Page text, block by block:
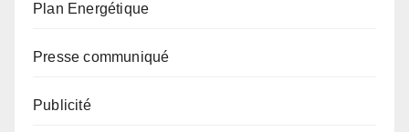
Plan Energétique
Presse communiqué
Publicité